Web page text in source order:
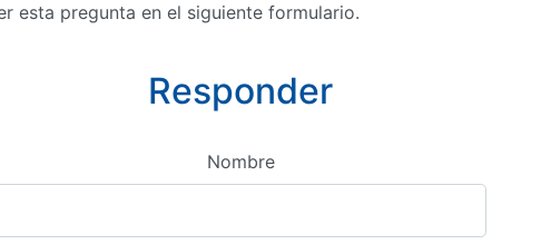
esta pregunta en el siguiente formulario.
Responder
Nombre